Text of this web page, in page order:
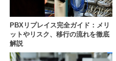
PBXリプレイス完全ガイド：メリ
ットやリスク、移行の流れを徹底
解説